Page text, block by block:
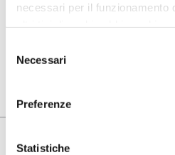
necessari per il funzionamento
delNecessari
Preferenze
Statistiche